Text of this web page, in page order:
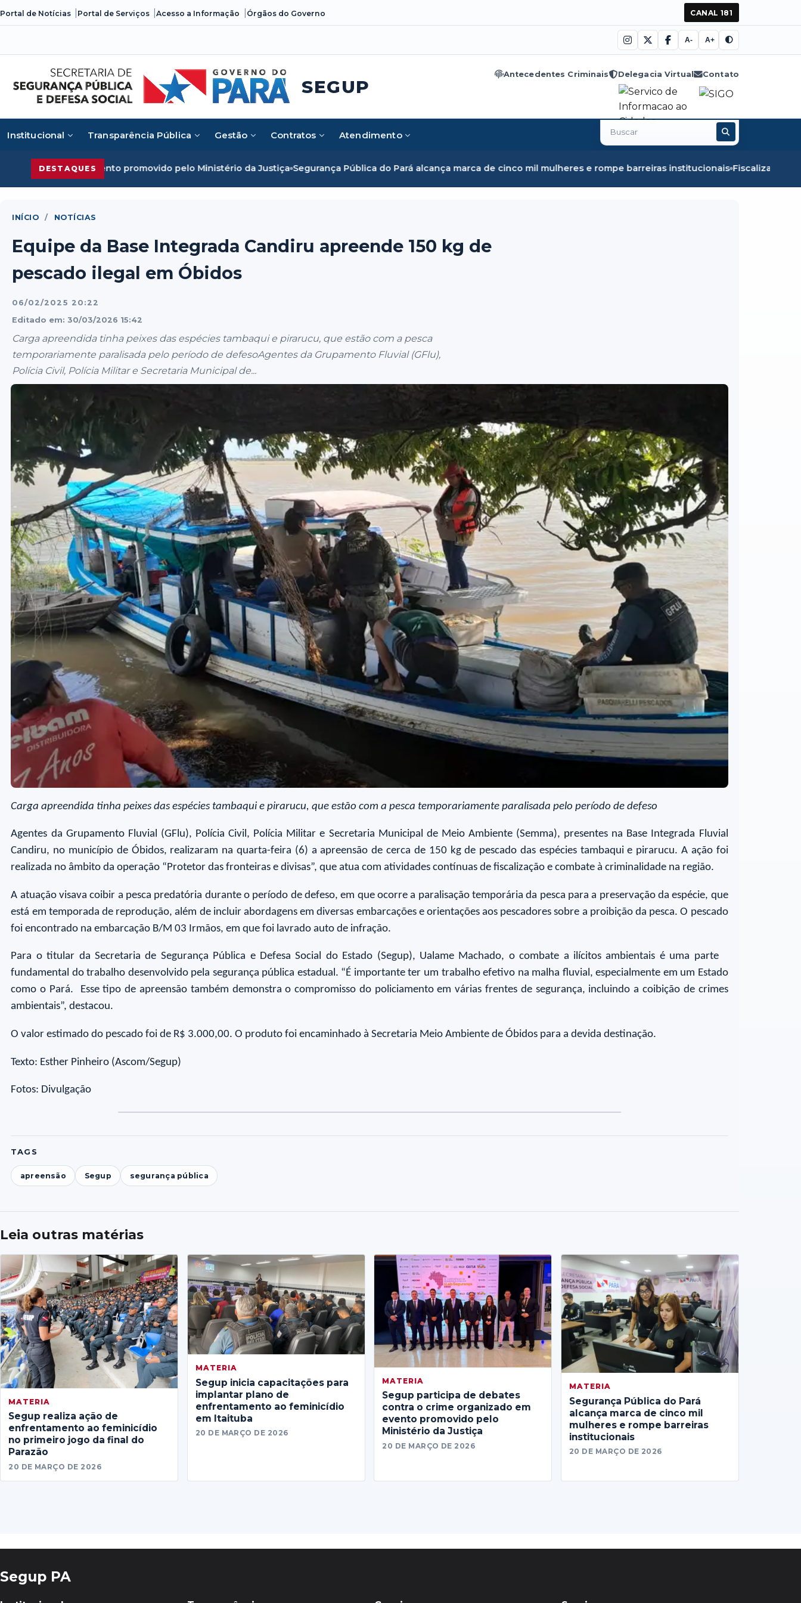
Portal de Notícias Portal de Serviços Acesso a Informação Órgãos do Governo CANAL 181
A- A+
SEGUP
Antecedentes Criminais Delegacia Virtual Contato
Institucional Transparência Pública Gestão Contratos Atendimento
Buscar
no
DESTAQUES
promovido pelo Ministério da Justiça Segurança Pública do Pará alcança marca de cinco mil mulheres e rompe barreiras institucionais Fiscalização em Óbidos
INÍCIO / NOTÍCIAS
Equipe da Base Integrada Candiru apreende 150 kg de
pescado ilegal em Óbidos
06/02/2025 20:22
Editado em: 30/03/2026 15:42
Carga apreendida tinha peixes das espécies tambaqui e pirarucu, que estão com a pesca
temporariamente paralisada pelo período de defesoAgentes da Grupamento Fluvial (GFlu),
Polícia Civil, Polícia Militar e Secretaria Municipal de...
Carga apreendida tinha peixes das espécies tambaqui e pirarucu, que estão com a pesca temporariamente paralisada pelo período de defeso
Agentes da Grupamento Fluvial (GFlu), Polícia Civil, Polícia Militar e Secretaria Municipal de Meio Ambiente (Semma), presentes na Base Integrada Fluvial
Candiru, no município de Óbidos, realizaram na quarta-feira (6) a apreensão de cerca de 150 kg de pescado das espécies tambaqui e pirarucu. A ação foi
realizada no âmbito da operação “Protetor das fronteiras e divisas”, que atua com atividades contínuas de fiscalização e combate à criminalidade na região.
A atuação visava coibir a pesca predatória durante o período de defeso, em que ocorre a paralisação temporária da pesca para a preservação da espécie, que
está em temporada de reprodução, além de incluir abordagens em diversas embarcações e orientações aos pescadores sobre a proibição da pesca. O pescado
foi encontrado na embarcação B/M 03 Irmãos, em que foi lavrado auto de infração.
Para o titular da Secretaria de Segurança Pública e Defesa Social do Estado (Segup), Ualame Machado, o combate a ilícitos ambientais é uma parte
fundamental do trabalho desenvolvido pela segurança pública estadual. “É importante ter um trabalho efetivo na malha fluvial, especialmente em um Estado
como o Pará. Esse tipo de apreensão também demonstra o compromisso do policiamento em várias frentes de segurança, incluindo a coibição de crimes
ambientais”, destacou.
O valor estimado do pescado foi de R$ 3.000,00. O produto foi encaminhado à Secretaria Meio Ambiente de Óbidos para a devida destinação.
Texto: Esther Pinheiro (Ascom/Segup)
Fotos: Divulgação
TAGS
apreensão Segup segurança pública
Leia outras matérias
MATERIA
Segup realiza ação de
enfrentamento ao feminicídio
no primeiro jogo da final do
Parazão
20 DE MARÇO DE 2026
MATERIA
Segup inicia capacitações para
implantar plano de
enfrentamento ao feminicídio
em Itaituba
20 DE MARÇO DE 2026
MATERIA
Segup participa de debates
contra o crime organizado em
evento promovido pelo
Ministério da Justiça
20 DE MARÇO DE 2026
MATERIA
Segurança Pública do Pará
alcança marca de cinco mil
mulheres e rompe barreiras
institucionais
20 DE MARÇO DE 2026
Segup PA